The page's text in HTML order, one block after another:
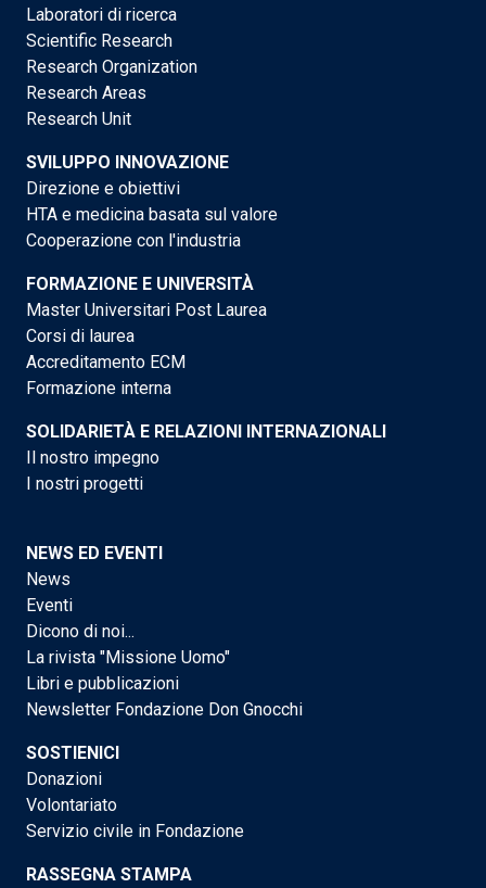
Laboratori di ricerca
Scientific Research
Research Organization
Research Areas
Research Unit
SVILUPPO INNOVAZIONE
Direzione e obiettivi
HTA e medicina basata sul valore
Cooperazione con l'industria
FORMAZIONE E UNIVERSITÀ
Master Universitari Post Laurea
Corsi di laurea
Accreditamento ECM
Formazione interna
SOLIDARIETÀ E RELAZIONI INTERNAZIONALI
Il nostro impegno
I nostri progetti
NEWS ED EVENTI
News
Eventi
Dicono di noi...
La rivista "Missione Uomo"
Libri e pubblicazioni
Newsletter Fondazione Don Gnocchi
SOSTIENICI
Donazioni
Volontariato
Servizio civile in Fondazione
RASSEGNA STAMPA